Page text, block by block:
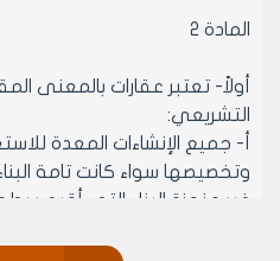
المادة 2
أولاً- تعتبر عقارات بالمعنى
التشريعي:
‌أ- جميع الإنشاءات المعدة
وتخصيصها سواء كانت تامة
غير منجزة البناء التي أقيم